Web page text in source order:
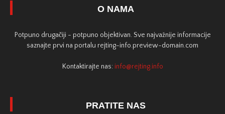
O NAMA
Potpuno drugačiji - potpuno objektivan. Sve najvažnije informacije
saznajte prvi na portalu rejting-info.preview-domain.com
Kontaktirajte nas: info@rejting.info
PRATITE NAS